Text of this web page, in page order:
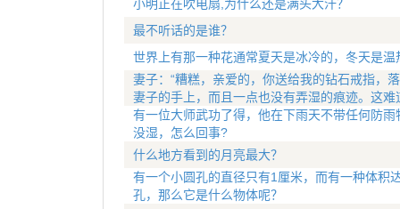
小明正在吹电扇,为什么还是满头大汗？
最不听话的是谁？
世界上有那一种花通常夏天是冰冷的，冬天是温
妻子：“糟糕，亲爱的，你送给我的钻石戒指
妻子的手上，而且一点也没有弄湿的痕迹。这难
有一位大师武功了得，他在下雨天不带任何防
没湿，怎么回事?
什么地方看到的月亮最大？
有一个小圆孔的直径只有1厘米，而有一种体积
孔，那么它是什么物体呢？